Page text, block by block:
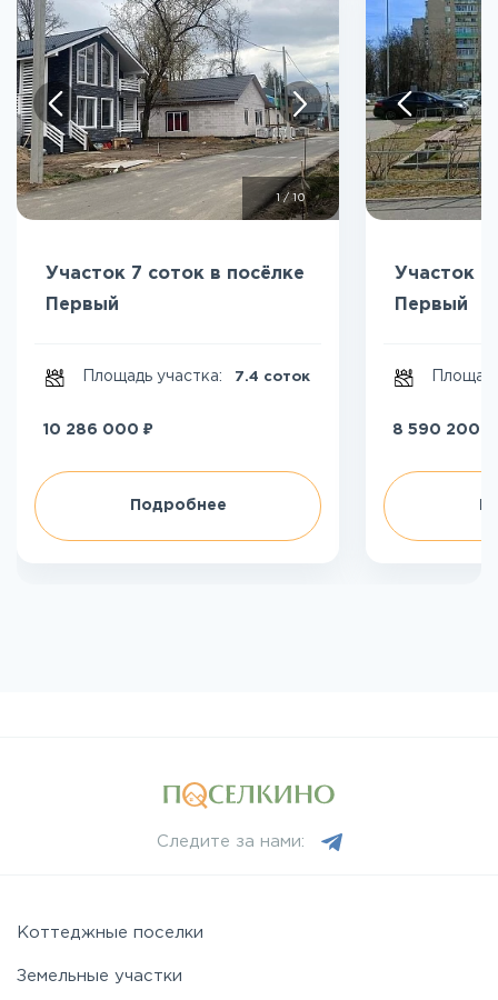
/10
Участок 7 соток в посёлке
Первый
Площадь участка: 7.4 соток
10 286 000 ₽
Подробнее
Участок 6
Первый
8 590 200
Следите за нами:
Коттеджные поселки
Земельные участки